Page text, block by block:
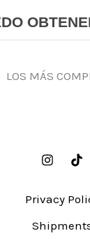
LOS MÁS
Privacy